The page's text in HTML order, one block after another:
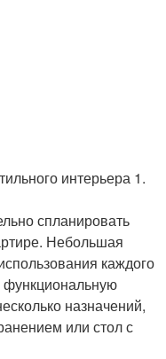
интерьера 1.
спланировать
Небольшая
каждого
функциональную
назначений,
или стол с